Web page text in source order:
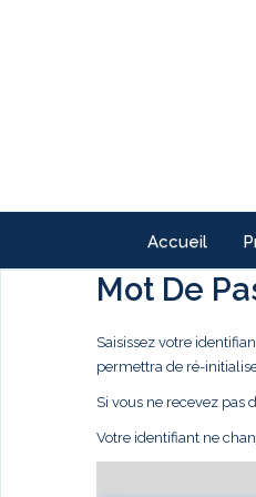
Accueil
Mot De
Saisissez votre
permettra de ré-
Si vous ne recevez pas
Votre identifiant ne